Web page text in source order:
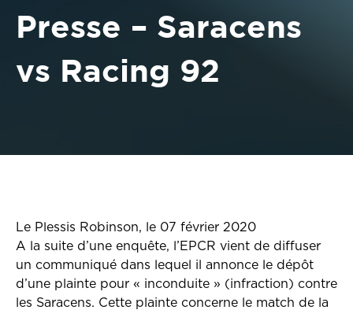
Presse – Saracens
vs Racing 92
Le Plessis Robinson, le 07 février 2020
A la suite d’une enquête, l’EPCR vient de diffuser
un communiqué dans lequel il annonce le dépôt
d’une plainte pour « inconduite » (infraction) contre
les Saracens. Cette plainte concerne le match de la